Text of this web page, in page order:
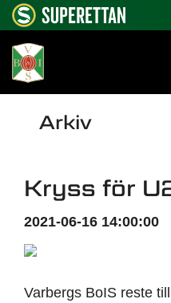
Arkiv
Kryss för
2021-06-16 14:00:00
Varbergs BoIS reste